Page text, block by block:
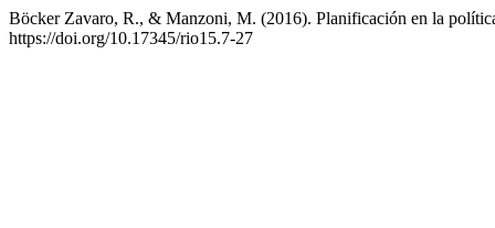
Böcker Zavaro, R., & Manzoni, M. (2016). Planificación en la
https://doi.org/10.17345/rio15.7-27